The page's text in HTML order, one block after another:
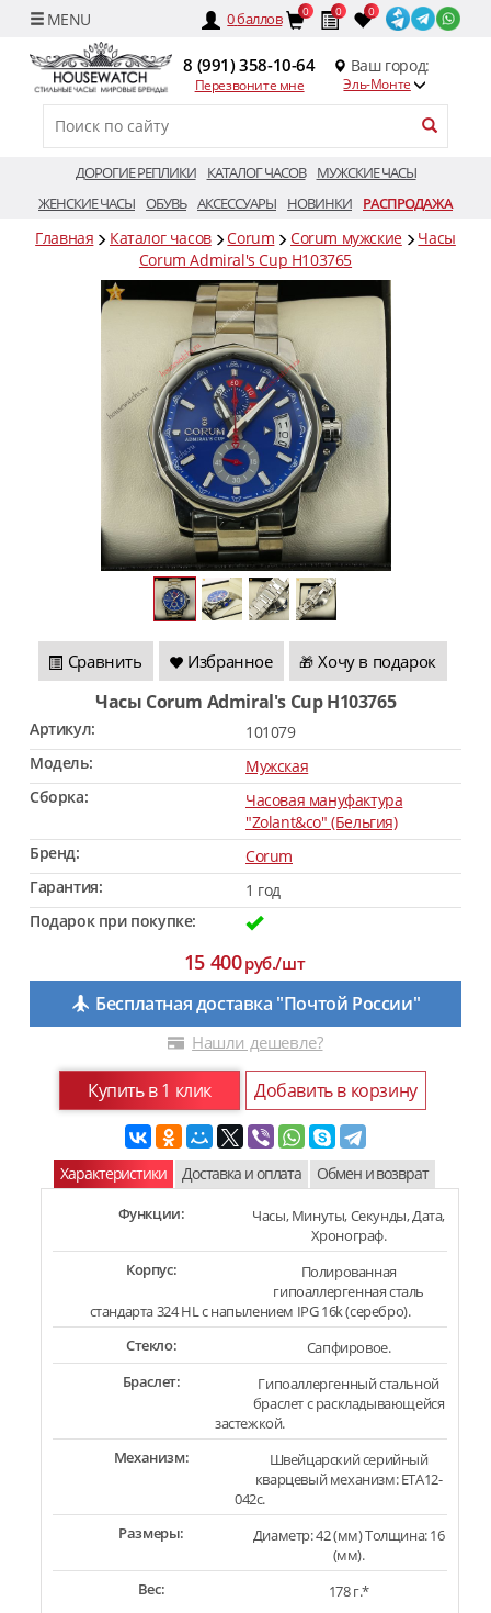
0баллов 0 0 0
8 (991) 358-10-64
Перезвоните мне
Ваш город:
Эль-Монте
ДОРОГИЕ РЕПЛИКИ КАТАЛОГ ЧАСОВ
МУЖСКИЕ ЧАСЫ
ЖЕНСКИЕ ЧАСЫ ОБУВЬ АКСЕССУАРЫ НОВИНКИ РАСПРОДАЖА
Главная Каталог часов Corum Corum мужские
Часы
Corum Admiral's Cup H103765
Сравнить Избранное 🎁 Хочу в подарок
Часы Corum Admiral's Cup H103765
Артикул:
101079
Модель:
Мужская
Сборка:
Часовая мануфактура
"Zolant&co" (Бельгия)
Бренд:
Corum
Гарантия:
1 год
Подарок при покупке:
15 400руб./шт
Бесплатная доставка "Почтой России"
Нашли дешевле?
Купить в 1 клик Добавить в корзину
Характеристики Доставка и оплата Обмен и возврат
Функции:
Часы, Минуты, Секунды, Дата,
Хронограф.
Корпус:
Полированная
гипоаллергенная сталь
стандарта 324 HL с напылением IPG 16k (серебро).
Стекло:
Сапфировое.
Браслет:
Гипоаллергенный стальной
браслет с раскладывающейся
застежкой.
Механизм:
Швейцарский серийный
кварцевый механизм: ETA12-
042c.
Размеры:
Диаметр: 42 (мм) Толщина: 16
(мм).
Вес:
178 г.*